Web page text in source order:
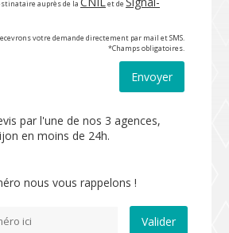
auprès de la
et de
votre demande directement par mail et SMS.
*Champs obligatoires.
Envoyer
par l'une de nos 3 agences,
en moins de 24h.
nous vous rappelons !
Valider